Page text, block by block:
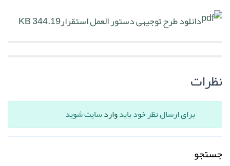
دانلود طرح توجیهی دستور العمل استقرار344.19 KB
نظرات
برای ارسال نظر خود بایدواردسایت شوید
جستجو